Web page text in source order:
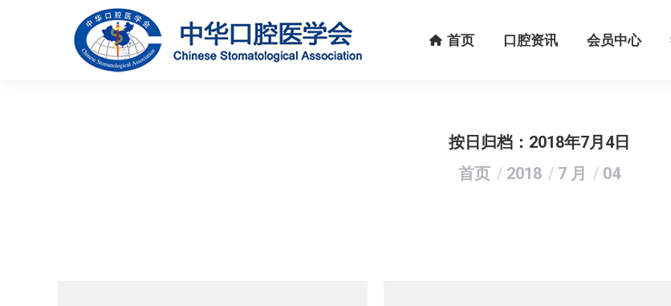
首页 口腔资讯 会员中心
按日归档： 2018年7月4日
您在这里：
首页 2018 7 月 04